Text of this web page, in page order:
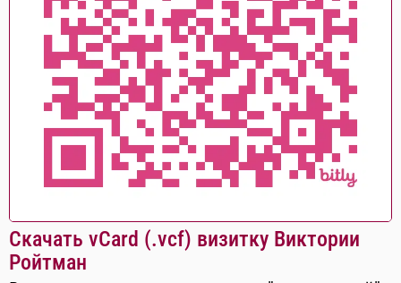
Скачать vCard (.vcf) визитку Виктории
Ройтман